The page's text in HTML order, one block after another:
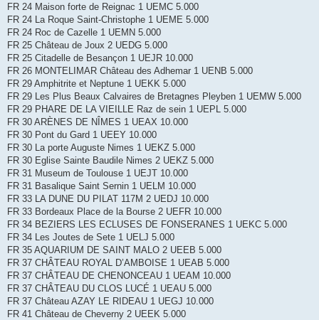
FR 24 Maison forte de Reignac 1 UEMC 5.000
FR 24 La Roque Saint-Christophe 1 UEME 5.000
FR 24 Roc de Cazelle 1 UEMN 5.000
FR 25 Château de Joux 2 UEDG 5.000
FR 25 Citadelle de Besançon 1 UEJR 10.000
FR 26 MONTELIMAR Château des Adhemar 1 UENB 5.000
FR 29 Amphitrite et Neptune 1 UEKK 5.000
FR 29 Les Plus Beaux Calvaires de Bretagnes Pleyben 1 UEMW 5.000
FR 29 PHARE DE LA VIEILLE Raz de sein 1 UEPL 5.000
FR 30 ARÈNES DE NÎMES 1 UEAX 10.000
FR 30 Pont du Gard 1 UEEY 10.000
FR 30 La porte Auguste Nimes 1 UEKZ 5.000
FR 30 Eglise Sainte Baudile Nimes 2 UEKZ 5.000
FR 31 Museum de Toulouse 1 UEJT 10.000
FR 31 Basalique Saint Sernin 1 UELM 10.000
FR 33 LA DUNE DU PILAT 117M 2 UEDJ 10.000
FR 33 Bordeaux Place de la Bourse 2 UEFR 10.000
FR 34 BEZIERS LES ECLUSES DE FONSERANES 1 UEKC 5.000
FR 34 Les Joutes de Sete 1 UELJ 5.000
FR 35 AQUARIUM DE SAINT MALO 2 UEEB 5.000
FR 37 CHÂTEAU ROYAL D’AMBOISE 1 UEAB 5.000
FR 37 CHÂTEAU DE CHENONCEAU 1 UEAM 10.000
FR 37 CHÂTEAU DU CLOS LUCÉ 1 UEAU 5.000
FR 37 Château AZAY LE RIDEAU 1 UEGJ 10.000
FR 41 Château de Cheverny 2 UEEK 5.000